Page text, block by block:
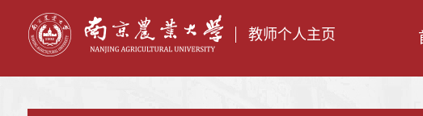
教师个人主页